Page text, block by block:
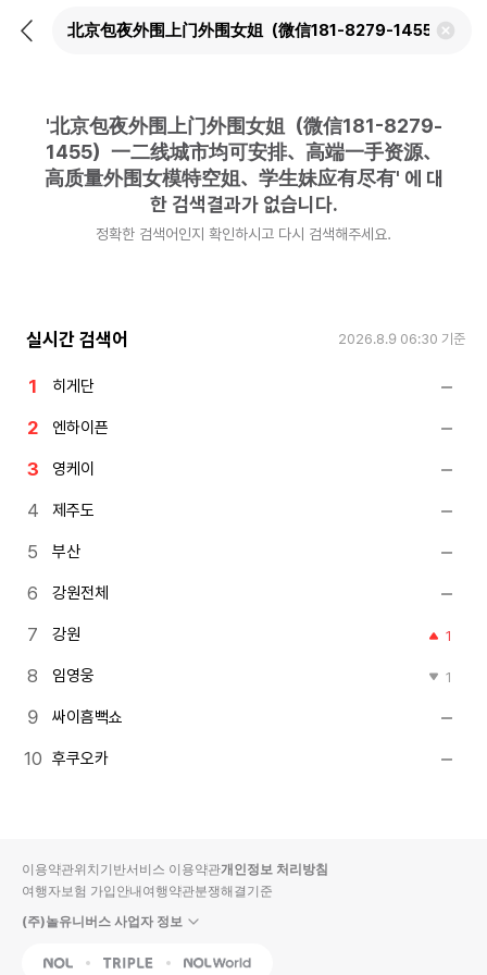
뒤
검
'北京包夜外围上门外围女姐（微信181-8279-
1455）一二线城市均可安排、高端一手资源、
高质量外围女模特空姐、学生妹应有尽有' 에 대
한 검색결과가 없습니다.
정확한 검색어인지 확인하시고 다시 검색해주세요.
실시간 검색어 2026.8.9 06:30 기준
히게단
엔하이픈
영케이
제주도
부산
강원전체
강원 1
임영웅 1
싸이흠뻑쇼
후쿠오카
이용약관위치기반서비스 이용약관개인정보 처리방침
여행자보험 가입안내여행약관분쟁해결기준
(주)놀유니버스 사업자 정보
NOL Triple Interpark Global